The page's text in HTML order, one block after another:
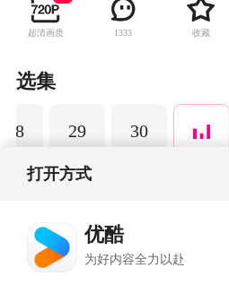
却被另一名黑衣
名为APTX-4869
为“江户川柯南”
侦探，柯南实在
些“发育不良”的
超清画质 1333 收藏
选集
28 29 30
打开方式
优酷
为好内容全力以赴